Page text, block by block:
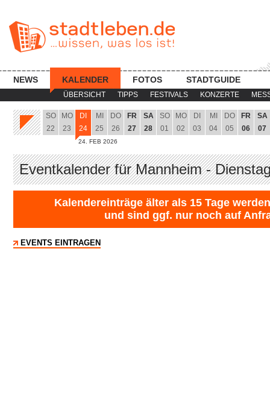
ÜBERSICHT TIPPS FESTIVALS KONZERTE
NEWS KALENDER FOTOS STADTGUIDE
SO
22
MO
23
DI
24
24. FEB 2026
MI
25
DO
26
FR
27
SA
28
SO
01
MO
02
DI
03
MI
04
DO
05
FR
06
SA
07
Eventkalender für Mannheim -
Kalendereinträge älter als 15 Tage
und sind ggf. nur noch auf
EVENTS EINTRAGEN